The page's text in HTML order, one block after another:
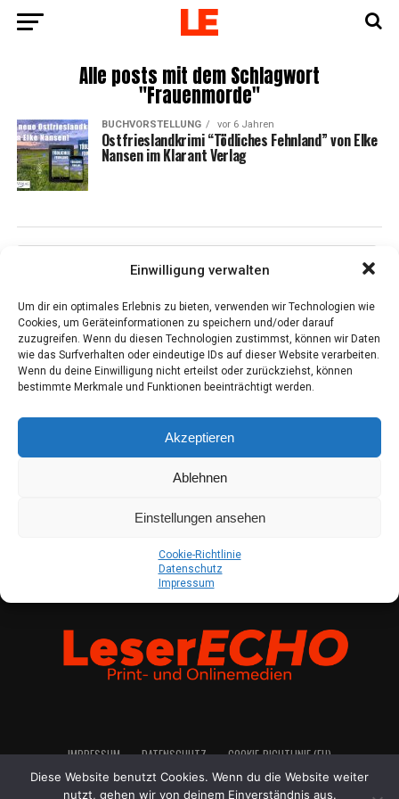
Einwilligung verwalten
Um dir ein optimales Erlebnis zu bieten, verwenden wir Technologien wie
Cookies, um Geräteinformationen zu speichern und/oder darauf
zuzugreifen. Wenn du diesen Technologien zustimmst, können wir Daten
wie das Surfverhalten oder eindeutige IDs auf dieser Website verarbeiten.
Wenn du deine Einwilligung nicht erteilst oder zurückziehst, können
bestimmte Merkmale und Funktionen beeinträchtigt werden.
Akzeptieren
Ablehnen
Einstellungen ansehen
Coo­kie-Richt­li­nie
Daten­schutz
Impres­sum
Alle posts mit dem Schlagwort
"Frauenmorde"
BUCHVORSTELLUNG vor 6 Jahren
Ost­fries­land­kri­mi “Töd­li­ches Fehn­land” von Elke
Nan­sen im Klar­ant Verlag
IMPRES­SUM DATEN­SCHUTZ COO­KIE-RICH­T­­LI­­NIE (EU)
Diese Website benutzt Cookies. Wenn du die Website weiter
nutzt, gehen wir von deinem Einverständnis aus.